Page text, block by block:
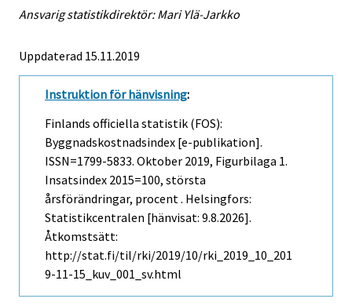
Ansvarig statistikdirektör: Mari Ylä-Jarkko
Uppdaterad 15.11.2019
Instruktion för hänvisning:
Finlands officiella statistik (FOS):
Byggnadskostnadsindex [e-publikation].
ISSN=1799-5833. Oktober 2019, Figurbilaga 1.
Insatsindex 2015=100, största
årsförändringar, procent . Helsingfors:
Statistikcentralen [hänvisat: 9.8.2026].
Åtkomstsätt:
http://stat.fi/til/rki/2019/10/rki_2019_10_201
9-11-15_kuv_001_sv.html